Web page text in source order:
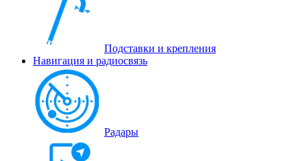
Подставки и крепления
Навигация и радиосвязь
Радары